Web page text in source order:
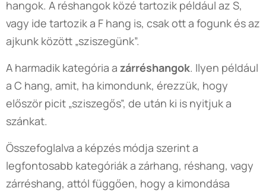
hangok. A réshangok közé tartozik például az S,
vagy ide tartozik a F hang is, csak ott a fogunk és az
ajkunk között „sziszegünk”.
A harmadik kategória a zárréshangok. Ilyen például
a C hang, amit, ha kimondunk, érezzük, hogy
először picit „sziszegős”, de után ki is nyitjuk a
szánkat.
Összefoglalva a képzés módja szerint a
legfontosabb kategóriák a zárhang, réshang, vagy
zárréshang, attól függően, hogy a kimondása